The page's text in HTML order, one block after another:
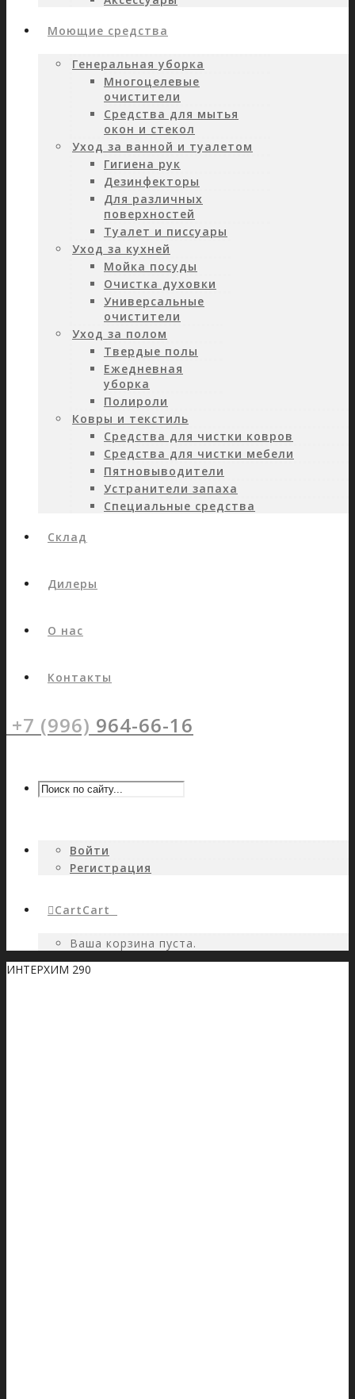
Моющие средства
Генеральная уборка
Многоцелевые
очистители
Средства для мытья
окон и стекол
Уход за ванной и туалетом
Гигиена рук
Дезинфекторы
Для различных
поверхностей
Туалет и писсуары
Уход за кухней
Мойка посуды
Очистка духовки
Универсальные
очистители
Уход за полом
Твердые полы
Ежедневная
уборка
Полироли
Ковры и текстиль
Средства для чистки ковров
Средства для чистки мебели
Пятновыводители
Устранители запаха
Специальные средства
Склад
Дилеры
О нас
Контакты
+7 (996) 964-66-16
Войти
Регистрация
CartCart
Ваша корзина пуста.
ИНТЕРХИМ 290